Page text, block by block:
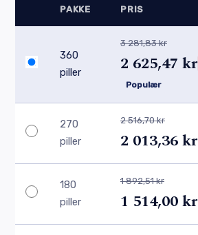
PAKKE PRIS
360
piller
3 281,83 kr
2 625,47 kr
Populær
270
piller
2 516,70 kr
2 013,36 kr
180
piller
1 892,51 kr
1 514,00 kr